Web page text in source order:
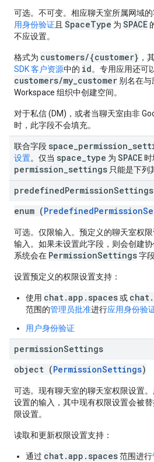
可选。不可变。相应聊天室所属网域
用身份验证 且 SpaceType 为 SPACE
不应设置。
格式为 customers/{customer} ，
SDK 客户资源中的 id。专用应用还可
customers/my_customer别名在与
Workspace 组织中创建空间。
对于私信 (DM)，或者当聊天室由非
时，此字段不会填充。
联合字段 space permission
设置。仅当 space type 为 SPACE 时
permission settings 只能是下列
predefinedPermissionSettings
enum (
可选。仅限输入。预定义的聊天室权
输入。如果未设置此字段，则会创建
系统会在 PermissionSettings字
设置预定义的权限设置支持：
使用 chat.app.spaces或
范围的管理员批准进行应用身份验
用户身份验证
permissionSettings
object (PermissionSettings)
可选。现有聊天室的聊天室权限设置
设置的输入，其中现有权限设置会被
限设置。
读取和更新权限设置支持：
通过 chat.app.spaces范围进行